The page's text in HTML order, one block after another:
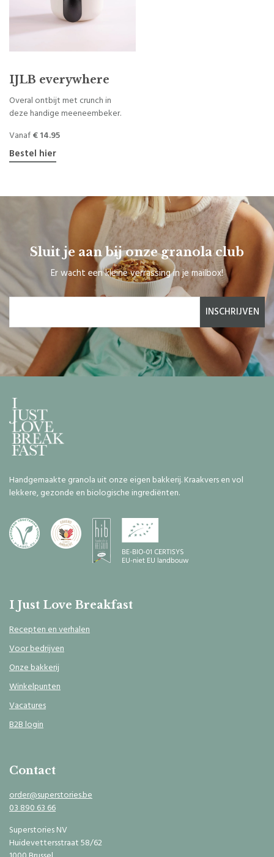
IJLB everywhere
Overal ontbijt met crunch in
deze handige meeneembeker.
Vanaf € 14.95
Bestel hier
Sluit je aan bij onze granola club
Er wacht een kleine verrassing in je mailbox!
INSCHRIJVEN
Handgemaakte granola uit onze eigen bakkerij. Kraakvers en vol
lekkere, gezonde en biologische ingrediënten.
I Just Love Breakfast
Recepten en verhalen
Voor bedrijven
Onze bakkerij
Winkelpunten
Vacatures
B2B login
Contact
order@superstories.be
03 890 63 66
Superstories NV
Huidevettersstraat 58/62